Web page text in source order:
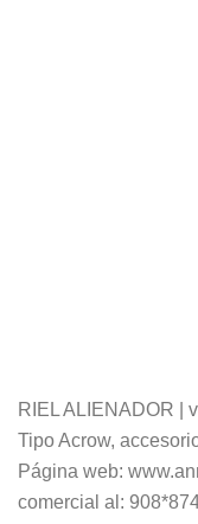
RIEL ALIENADOR |
Tipo Acrow,
Página web:
comercial al: